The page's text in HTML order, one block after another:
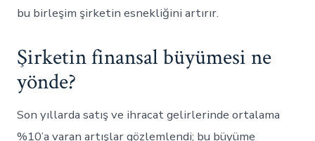
bu birleşim şirketin esnekliğini artırır.
Şirketin finansal büyümesi ne
yönde?
Son yıllarda satış ve ihracat gelirlerinde ortalama
%10’a varan artışlar gözlemlendi; bu büyüme